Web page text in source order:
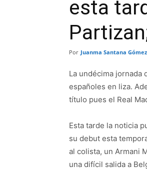
esta
Por Juanma Santana Gómez
La undécima jornada
españoles en liza.
título pues el Real
Esta tarde la noticia
su debut esta
al colista, un Armani
una difícil salida a